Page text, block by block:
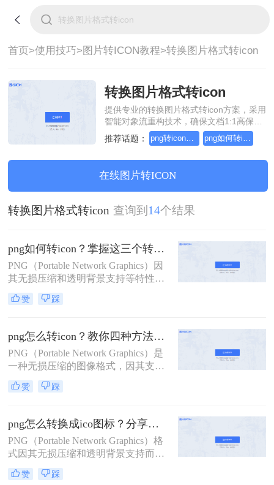
首页>使用技巧>图片转ICON教程>转换图片格式转icon
转换图片格式转icon
提供专业的转换图片格式转icon方案，采用
智能对象流重构技术，确保文档1:1高保真
还原且排版不乱码。支持一键批量处理，
全链路 SSL 加密保障隐私安全。助您快速
办公。
推荐话题： png转icon方法 png如何转icon
在线图片转ICON
转换图片格式转icon 查询到 14个结果
png如何转icon？掌握这三个转换方法就够了！
PNG（Portable Network Graphics）因
其无损压缩和透明背景支持等特性，
成为设计师们青睐的图像格式。然
而，在某些场合，如Windows系统的
ICO格式。那么png如何转icon呢？本
文将介绍三种将PNG转换为ICON的
方法。
赞 踩
png怎么转icon？教你四种方法转换！
PNG（Portable Network Graphics）是
一种无损压缩的图像格式，因其支持
透明背景和高质量图像而广泛应用于
网页设计和图标制作中。然而，在某
的桌面图标或应用程序图标，我们需
要将PNG格式的图像转换为ICO格
式。那么png怎么转icon呢？本文将介
绍四种将PNG转换为ICON的方法。
赞 踩
png怎么转换成ico图标？分享三种实用的转换方法！
PNG（Portable Network Graphics）格
式因其无损压缩和透明背景支持而成
为图标制作中的常用格式。然而，在
某些应用场景下，如Windows操作系
赞 踩